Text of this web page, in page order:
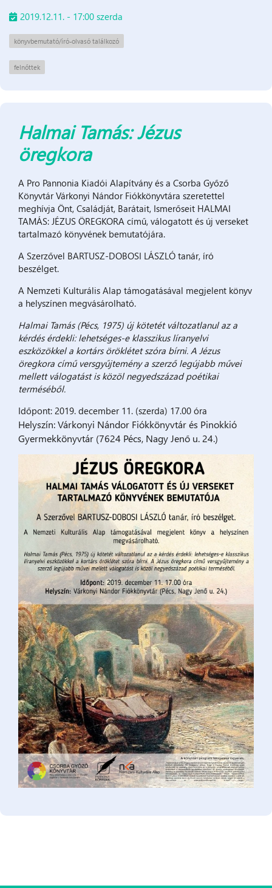
2019.12.11. - 17:00 szerda
könyvbemutató/író-olvasó találkozó
felnőttek
Halmai Tamás: Jézus
öregkora
A Pro Pannonia Kiadói Alapítvány és a Csorba Győző
Könyvtár Várkonyi Nándor Fiókkönyvtára szeretettel
meghívja Önt, Családját, Barátait, Ismerőseit HALMAI
TAMÁS: JÉZUS ÖREGKORA című, válogatott és új verseket
tartalmazó könyvének bemutatójára.
A Szerzővel BARTUSZ-DOBOSI LÁSZLÓ tanár, író
beszélget.
A Nemzeti Kulturális Alap támogatásával megjelent könyv
a helyszínen megvásárolható.
Halmai Tamás (Pécs, 1975) új kötetét változatlanul az a
kérdés érdekli: lehetséges-e klasszikus líranyelvi
eszközökkel a kortárs öröklétet szóra bírni. A Jézus
öregkora című versgyűjtemény a szerző legújabb művei
mellett válogatást is közöl negyedszázad poétikai
terméséből.
Időpont: 2019. december 11. (szerda) 17.00 óra
Helyszín:Várkonyi Nándor Fiókkönyvtár és Pinokkió
Gyermekkönyvtár (7624 Pécs, Nagy Jenő u. 24.)